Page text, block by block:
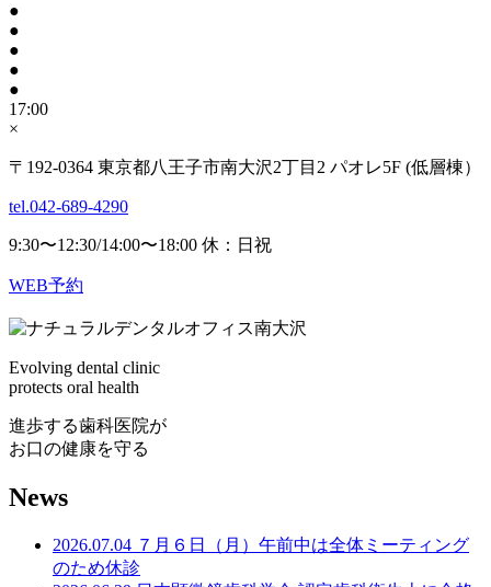
●
●
●
●
●
17:00
×
〒192-0364 東京都八王子市南大沢2丁目2 パオレ5F (低層棟）
tel.042-689-4290
9:30〜12:30/14:00〜18:00 休：日祝
WEB予約
Evolving dental clinic
protects oral health
進歩する歯科医院が
お口の健康を守る
News
2026.07.04 ７月６日（月）午前中は全体ミーティング
のため休診